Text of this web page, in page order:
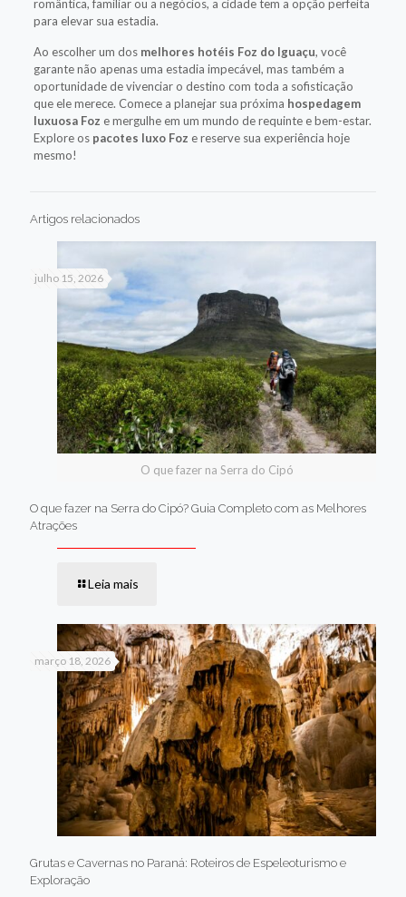
romântica, familiar ou a negócios, a cidade tem a opção perfeita
para elevar sua estadia.
Ao escolher um dos melhores hotéis Foz do Iguaçu, você
garante não apenas uma estadia impecável, mas também a
oportunidade de vivenciar o destino com toda a sofisticação
que ele merece. Comece a planejar sua próxima hospedagem
luxuosa Foz e mergulhe em um mundo de requinte e bem-estar.
Explore os pacotes luxo Foz e reserve sua experiência hoje
mesmo!
Artigos relacionados
O que fazer na Serra do Cipó
julho 15, 2026
O que fazer na Serra do Cipó? Guia Completo com as Melhores
Atrações
Leia mais
março 18, 2026
Grutas e Cavernas no Paraná: Roteiros de Espeleoturismo e
Exploração